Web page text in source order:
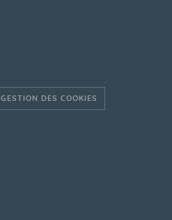
GESTION DES COOKIES